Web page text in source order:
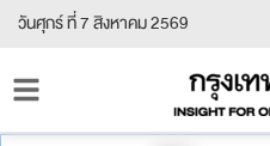
วันศุกร์ ที่ 7 สิงหาคม 2569